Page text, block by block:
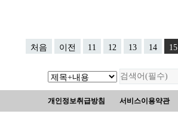
처음 이전 11 12 13 14 15
개인정보취급방침 서비스이용약관